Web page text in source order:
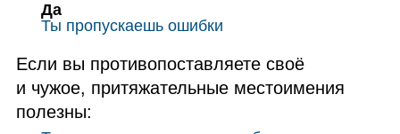
Да
Ты пропускаешь ошибки
Если вы противопоставляете своё
и чужое, притяжательные местоимения
полезны: